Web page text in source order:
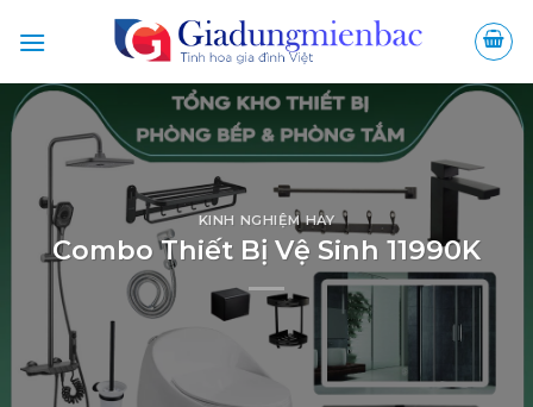
qua
dung
KINH NGHIỆM HAY
Combo Thiết Bị Vệ Sinh 11990K